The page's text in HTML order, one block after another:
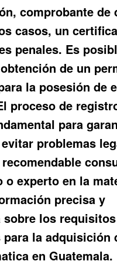
comprobante de
casos, un
penales. Es
de un
la posesión de
proceso de
para
problemas
o experto en la
precisa y
sobre los requisitos
la adquisición
en Guatemala.